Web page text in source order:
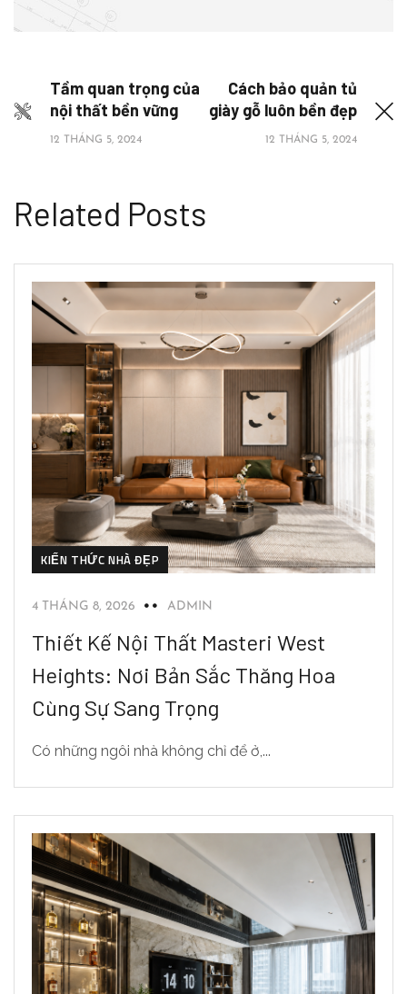
Tầm quan trọng của
nội thất bền vững
12 THÁNG 5, 2024
Cách bảo quản tủ
giày gỗ luôn bền đẹp
12 THÁNG 5, 2024
Related Posts
KIẾN THỨC NHÀ ĐẸP
4 THÁNG 8, 2026 ADMIN
Thiết Kế Nội Thất Masteri West
Heights: Nơi Bản Sắc Thăng Hoa
Cùng Sự Sang Trọng
Có những ngôi nhà không chỉ để ở,...